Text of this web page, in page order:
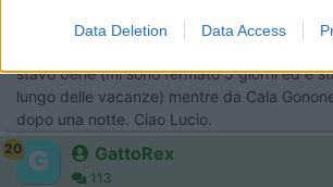
Data Deletion Data Access
Dipende cosa cerchi da un area di sosta, io
stavo bene (mi sono fermato 5 giorni ed è
lungo delle vacanze) mentre da Cala
dopo una notte. Ciao Lucio.
20 GattoRex
113